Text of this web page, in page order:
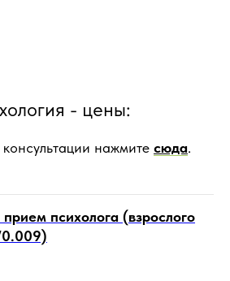
- цены:
нажмите сюда.
психолога (взрослого